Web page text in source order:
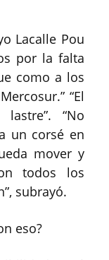
Lacalle Pou
por la falta
como a los
“El
“No
un corsé en
mover y
todos los
subrayó.
eso?